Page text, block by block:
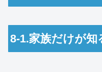
8-1.家族だけが知